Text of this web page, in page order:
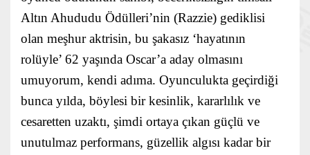
Altın Ahududu Ödülleri’nin (Razzie) gediklisi
olan meşhur aktrisin, bu şakasız ‘hayatının
rolüyle’ 62 yaşında Oscar’a aday olmasını
umuyorum, kendi adıma. Oyunculukta geçirdiği
bunca yılda, böylesi bir kesinlik, kararlılık ve
cesaretten uzaktı, şimdi ortaya çıkan güçlü ve
unutulmaz performans, güzellik algısı kadar bir